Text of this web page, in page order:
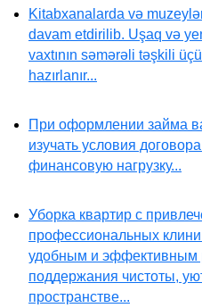
Kitabxanalarda və
davam etdirilib. Uşaq və
vaxtının səmərəli təşkili
hazırlanır...
При оформлении займа
изучать условия
финансовую нагрузку...
Уборка квартир с
профессиональных
удобным и эффективным
поддержания чистоты,
пространстве...